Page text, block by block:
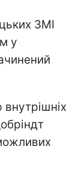
ЗМІ
у
внутрішніх